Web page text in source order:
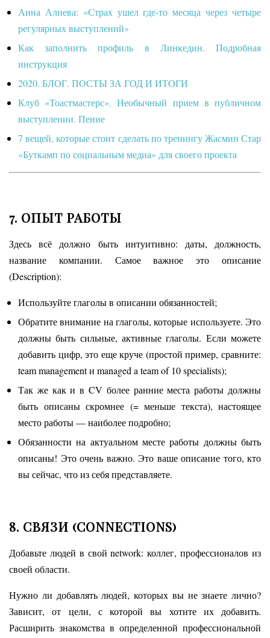
Аина Алиева: «Страх ушел где-то месяца через четыре
регулярных выступлений»
Как заполнить профиль в Линкедин. Подробная
инструкция
2020. БЛОГ. ПОСТЫ ЗА ГОД И ИТОГИ
Клуб «Тоастмастерс». Необычный прием в публичном
выступлении. Пение
7 вещей, которые стоит сделать по тренингу Жасмин Стар
«Буткамп по социальным медиа» для своего проекта
7. ОПЫТ РАБОТЫ
Здесь всё должно быть интуитивно: даты, должность,
название компании. Самое важное это описание
(Description):
Используйте глаголы в описании обязанностей;
Обратите внимание на глаголы, которые используете. Это
должны быть сильные, активные глаголы. Если можете
добавить цифр, это еще круче (простой пример, сравните:
team management и managed a team of 10 specialists);
Так же как и в CV более ранние места работы должны
быть описаны скромнее (= меньше текста), настоящее
место работы — наиболее подробно;
Обязанности на актуальном месте работы должны быть
описаны! Это очень важно. Это ваше описание того, кто
вы сейчас, что из себя представляете.
8. СВЯЗИ (CONNECTIONS)
Добавьте людей в свой network: коллег, профессионалов из
своей области.
Нужно ли добавлять людей, которых вы не знаете лично?
Зависит, от цели, с которой вы хотите их добавить.
Расширить знакомства в определенной профессиональной